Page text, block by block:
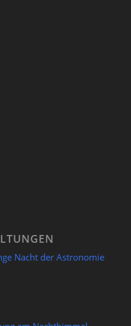
Nacht der Astronomie